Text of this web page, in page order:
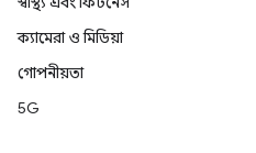
ক্যামেরা ও মিডিয়া
গোপনীয়তা
5G